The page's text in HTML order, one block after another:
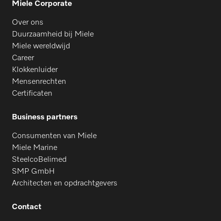
Miele Corporate
Over ons
Duurzaamheid bij Miele
Miele wereldwijd
Career
Klokkenluider
Mensenrechten
Certificaten
Business partners
Consumenten van Miele
Miele Marine
SteelcoBelimed
SMP GmbH
Architecten en opdrachtgevers
Contact